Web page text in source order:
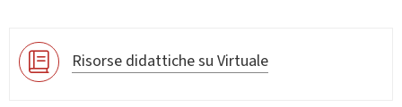
Risorse didattiche su Virtuale